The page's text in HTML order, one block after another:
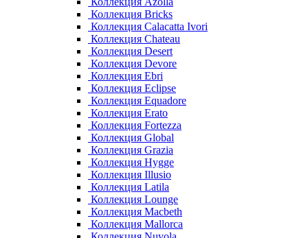
Коллекция Bricks
Коллекция Calacatta Ivori
Коллекция Chateau
Коллекция Desert
Коллекция Devore
Коллекция Ebri
Коллекция Eclipse
Коллекция Equadore
Коллекция Erato
Коллекция Fortezza
Коллекция Global
Коллекция Grazia
Коллекция Hygge
Коллекция Illusio
Коллекция Latila
Коллекция Lounge
Коллекция Macbeth
Коллекция Mallorca